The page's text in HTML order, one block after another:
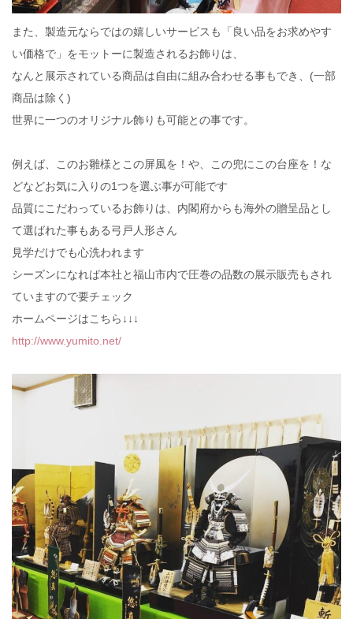
また、製造元ならではの嬉しいサービスも️「良い品をお求めやす
い価格で」をモットーに製造されるお飾りは、
なんと️展示されている商品は自由︎に組み合わせる事もでき、(一部
商品は除く)
世界に一つのオリジナル飾りも可能との事です。
例えば、このお雛様とこの屏風を！や、この兜にこの台座を！な
どなどお気に入りの1つを選ぶ事が可能です️
品質にこだわっているお飾りは、内閣府からも海外の贈呈品とし
て選ばれた事もある弓戸人形さん
見学だけでも心洗われます
シーズンになれば本社と福山市内で圧巻の品数の展示販売もされ
ていますので要チェック️
ホームページはこちら↓↓↓
http://www.yumito.net/